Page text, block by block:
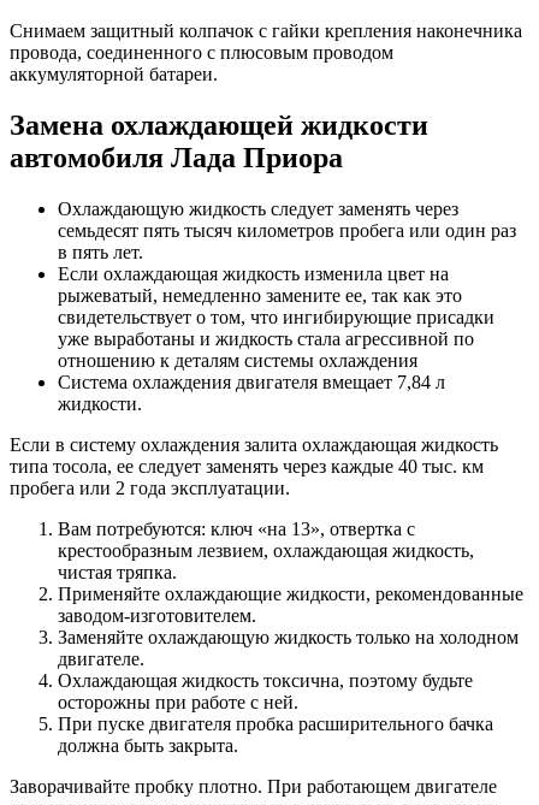
Снимаем защитный колпачок с гайки крепления наконечника
провода, соединенного с плюсовым проводом
аккумуляторной батареи.
Замена охлаждающей жидкости
автомобиля Лада Приора
Охлаждающую жидкость следует заменять через
семьдесят пять тысяч километров пробега или один раз
в пять лет.
Если охлаждающая жидкость изменила цвет на
рыжеватый, немедленно замените ее, так как это
свидетельствует о том, что ингибирующие присадки
уже выработаны и жидкость стала агрессивной по
отношению к деталям системы охлаждения
Система охлаждения двигателя вмещает 7,84 л
жидкости.
Если в систему охлаждения залита охлаждающая жидкость
типа тосола, ее следует заменять через каждые 40 тыс. км
пробега или 2 года эксплуатации.
Вам потребуются: ключ «на 13», отвертка с
крестообразным лезвием, охлаждающая жидкость,
чистая тряпка.
Применяйте охлаждающие жидкости, рекомендованные
заводом-изготовителем.
Заменяйте охлаждающую жидкость только на холодном
двигателе.
Охлаждающая жидкость токсична, поэтому будьте
осторожны при работе с ней.
При пуске двигателя пробка расширительного бачка
должна быть закрыта.
Заворачивайте пробку плотно. При работающем двигателе